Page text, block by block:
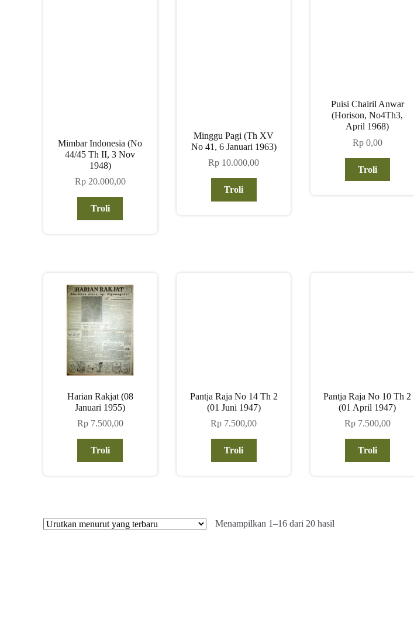
Mimbar Indonesia (No
44/45 Th II, 3 Nov
1948)
Rp20.000,00
Troli
Minggu Pagi (Th XV
No 41, 6 Januari 1963)
Rp 10.000,00
Troli
Puisi Chairil Anwar
(Horison, No4Th3,
April 1968)
Rp0,00
Troli
Harian Rakjat (08
Januari 1955)
Rp7.500,00
Troli
Pantja Raja No 14 Th 2
(01 Juni 1947)
Rp 7.500,00
Troli
Pantja Raja No 10 Th 2
(01 April 1947)
Rp7.500,00
Troli
Menampilkan 1–16 dari 20 hasil